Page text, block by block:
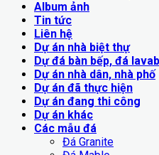
Album ảnh
Tin tức
Liên hệ
Dự án nhà biệt thự
Dự đá bàn bếp, đá
Dự án nhà dân, nhà phố
Dự án đã thực hiện
Dự án đang thi công
Dự án khác
Các mẫu đá
Đá Granite